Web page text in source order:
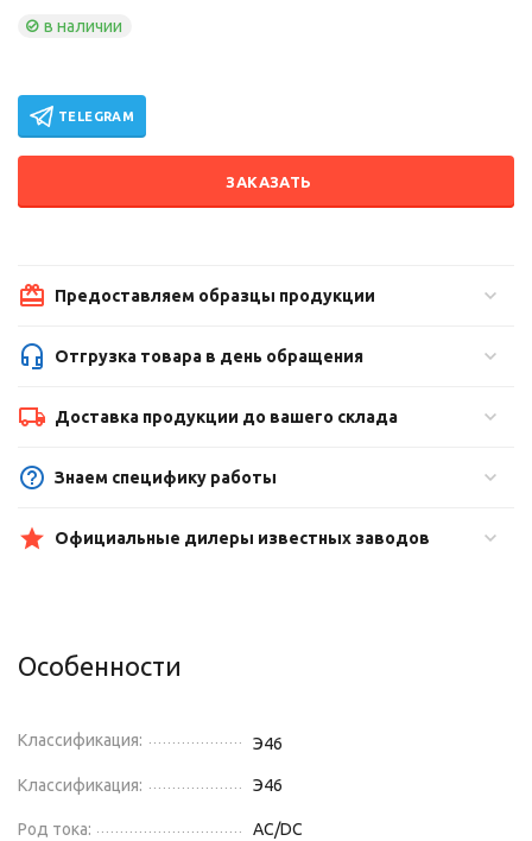
в наличии
TELEGRAM
ЗАКАЗАТЬ
Предоставляем образцы продукции
Отгрузка товара в день обращения
Доставка продукции до вашего склада
Знаем специфику работы
Официальные дилеры известных заводов
Особенности
Классификация: Э46
Классификация: Э46
Род тока: AC/DC